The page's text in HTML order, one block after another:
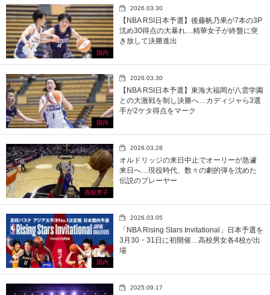
国内
2026.03.30
【NBA RSI日本予選】後藤帆乃果が7本の3P
沈め30得点の大暴れ…精華女子が終盤に突
き放して決勝進出
国内
2026.03.30
【NBA RSI日本予選】東海大福岡が八雲学園
との大激戦を制し決勝へ…カディジャら3選
手が2ケタ得点をマーク
高校男子
2026.03.28
オルドリッジの来日中止でオーリーが急遽
来日へ…現役時代、数々の劇的弾を沈めた
伝説のプレーヤー
国内
2026.03.05
「NBA Rising Stars Invitational」日本予選を
3月30・31日に初開催…高校男女各4校が出
場
2025.09.17